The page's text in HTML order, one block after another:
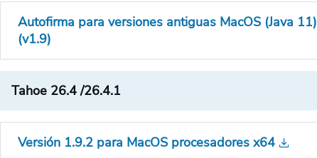
Autofirma para versiones antiguas MacOS (Java 11)
(v1.9)
Tahoe 26.4 /26.4.1
Versión 1.9.2 para MacOS procesadores x64